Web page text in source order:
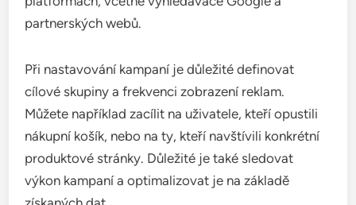
Google Ads nabízí robustní možnosti retargetingu,
dynamické reklamy. Umožňuje cílit na uživatele,
kteří navštívili vaše webové stránky, a zobrazovat
jim personalizované reklamy na různých
platformách, včetně vyhledávače Google a
partnerských webů.